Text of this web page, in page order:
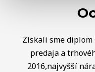
Získali sme diplom
predaja a
2016,najvyšší